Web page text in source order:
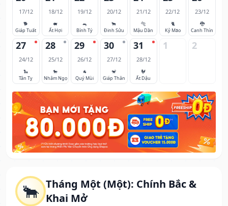
🐂 Tháng Một (Một): Chính Bắc &
Khai Mở
17/12
🐕
Giáp Tuất
18/12
🐖
Ất Hợi
19/12
🐀
Bính Tý
20/12
🐂
Đinh Sửu
21/12
🐅
Mậu Dần
22/12
🐈
Kỷ Mão
23/12
🐉
Canh Thìn
27
24/12
🐍
Tân Tỵ
28
25/12
🐎
Nhâm Ngọ
29
26/12
🐐
Quý Mùi
30
27/12
🐒
Giáp Thân
31
28/12
🐓
Ất Dậu
1 2